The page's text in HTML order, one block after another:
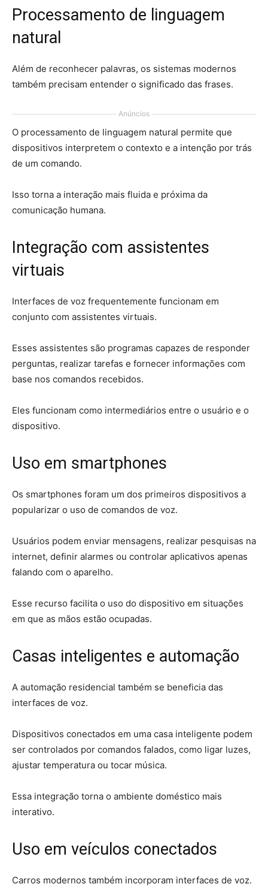
Processamento de linguagem
natural
Além de reconhecer palavras, os sistemas modernos
também precisam entender o significado das frases.
Anúncios
O processamento de linguagem natural permite que
dispositivos interpretem o contexto e a intenção por trás
de um comando.
Isso torna a interação mais fluida e próxima da
comunicação humana.
Integração com assistentes
virtuais
Interfaces de voz frequentemente funcionam em
conjunto com assistentes virtuais.
Esses assistentes são programas capazes de responder
perguntas, realizar tarefas e fornecer informações com
base nos comandos recebidos.
Eles funcionam como intermediários entre o usuário e o
dispositivo.
Uso em smartphones
Os smartphones foram um dos primeiros dispositivos a
popularizar o uso de comandos de voz.
Usuários podem enviar mensagens, realizar pesquisas na
internet, definir alarmes ou controlar aplicativos apenas
falando com o aparelho.
Esse recurso facilita o uso do dispositivo em situações
em que as mãos estão ocupadas.
Casas inteligentes e automação
A automação residencial também se beneficia das
interfaces de voz.
Dispositivos conectados em uma casa inteligente podem
ser controlados por comandos falados, como ligar luzes,
ajustar temperatura ou tocar música.
Essa integração torna o ambiente doméstico mais
interativo.
Uso em veículos conectados
Carros modernos também incorporam interfaces de voz.